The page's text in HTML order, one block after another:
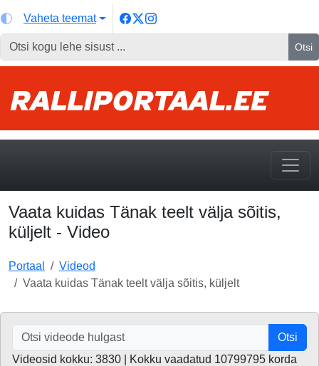
Vaheta teemat
Otsi
Vaata kuidas Tänak teelt välja sõitis,
küljelt - Video
Portaal
Videod
Vaata kuidas Tänak teelt välja sõitis, küljelt
Otsi
Videosid kokku: 3830 | Kokku vaadatud 10799795 korda